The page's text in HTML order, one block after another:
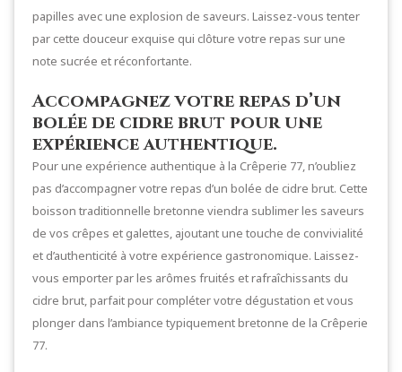
papilles avec une explosion de saveurs. Laissez-vous tenter
par cette douceur exquise qui clôture votre repas sur une
note sucrée et réconfortante.
Accompagnez votre repas d’un
bolée de cidre brut pour une
expérience authentique.
Pour une expérience authentique à la Crêperie 77, n’oubliez
pas d’accompagner votre repas d’un bolée de cidre brut. Cette
boisson traditionnelle bretonne viendra sublimer les saveurs
de vos crêpes et galettes, ajoutant une touche de convivialité
et d’authenticité à votre expérience gastronomique. Laissez-
vous emporter par les arômes fruités et rafraîchissants du
cidre brut, parfait pour compléter votre dégustation et vous
plonger dans l’ambiance typiquement bretonne de la Crêperie
77.